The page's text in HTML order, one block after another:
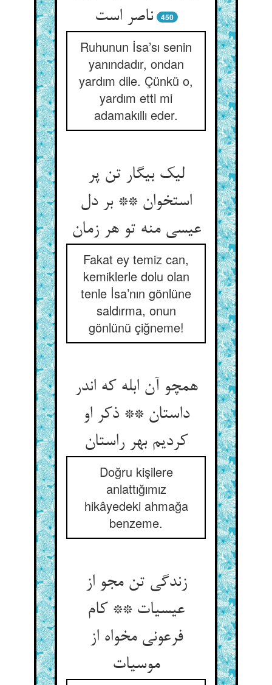
ناصر است‏
450
Ruhunun İsa’sı senin
yanındadır, ondan
yardım dile. Çünkü o,
yardım etti mi
adamakıllı eder.
لیک بیگار تن پر
استخوان ** بر دل
عیسی منه تو هر زمان‏
Fakat ey temiz can,
kemiklerle dolu olan
tenle İsa’nın gönlüne
saldırma, onun
gönlünü çiğneme!
همچو آن ابله که اندر
داستان ** ذکر او
کردیم بهر راستان‏
Doğru kişilere
anlattığımız
hikâyedeki ahmağa
benzeme.
زندگی تن مجو از
عیسی‏ات ** کام
فرعونی مخواه از
موسی‏ات‏